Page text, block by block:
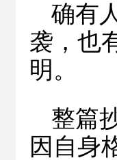
确有
袭，也
明。
整篇
因自身